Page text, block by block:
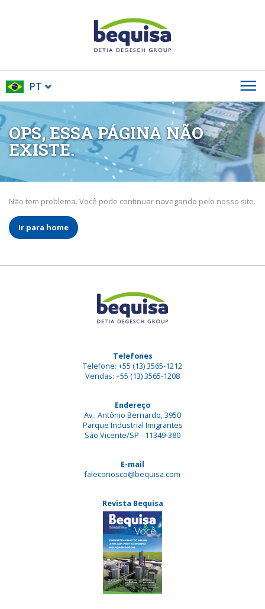
PT
OPS, ESSA PÁGINA NÃO
EXISTE.
Não tem problema. Você pode continuar navegando pelo nosso site.
Ir para home
Telefones
Telefone: +55 (13) 3565-1212
Vendas: +55 (13) 3565-1208
Endereço
Av.: Antônio Bernardo, 3950
Parque Industrial Imigrantes
São Vicente/SP - 11349-380
E-mail
faleconosco@bequisa.com
Revista Bequisa